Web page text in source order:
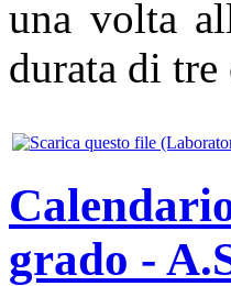
una volta
durata di tre
grado -